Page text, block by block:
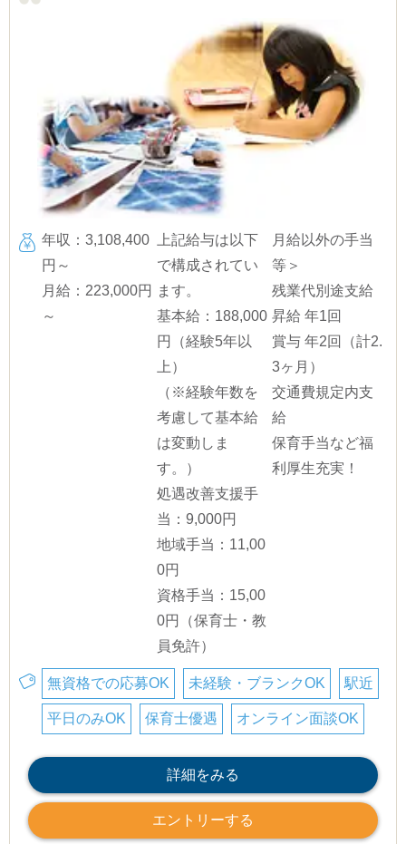
年収：3,108,400
円～
月給：223,000円
～
上記給与は以下
で構成されてい
ます。
基本給：188,000
円（経験5年以
上）
（※経験年数を
考慮して基本給
は変動しま
す。）
処遇改善支援手
当：9,000円
地域手当：11,00
0円
資格手当：15,00
0円（保育士・教
員免許）
月給以外の手当
等＞
残業代別途支給
昇給 年1回
賞与 年2回（計2.
3ヶ月）
交通費規定内支
給
保育手当など福
利厚生充実！
無資格での応募OK 未経験・ブランクOK 駅近
平日のみOK 保育士優遇 オンライン面談OK
詳細をみる
エントリーする